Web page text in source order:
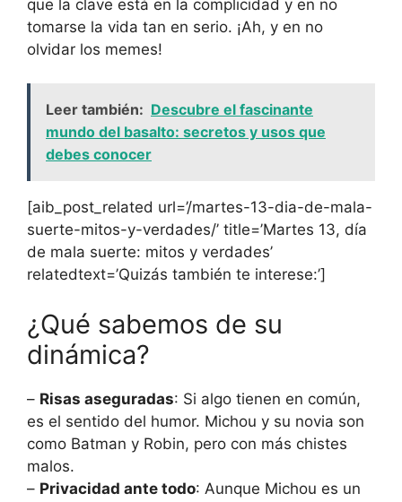
que la clave está en la complicidad y en no
tomarse la vida tan en serio. ¡Ah, y en no
olvidar los memes!
Leer también: Descubre el fascinante
mundo del basalto: secretos y usos que
debes conocer
[aib_post_related url=’/martes-13-dia-de-mala-
suerte-mitos-y-verdades/’ title=’Martes 13, día
de mala suerte: mitos y verdades’
relatedtext=’Quizás también te interese:’]
¿Qué sabemos de su
dinámica?
– Risas aseguradas: Si algo tienen en común,
es el sentido del humor. Michou y su novia son
como Batman y Robin, pero con más chistes
malos.
– Privacidad ante todo: Aunque Michou es un